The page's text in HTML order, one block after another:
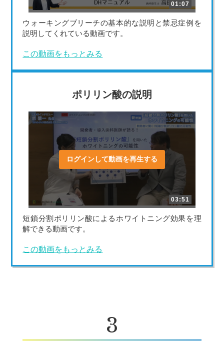
01:07
ウォーキングブリーチの基本的な説明と禁忌症例を
説明してくれている動画です。
この動画をもっとみる
ポリリン酸の説明
ログインして動画を再生する
03:51
短鎖分割ポリリン酸によるホワイトニング効果を理
解できる動画です。
この動画をもっとみる
3